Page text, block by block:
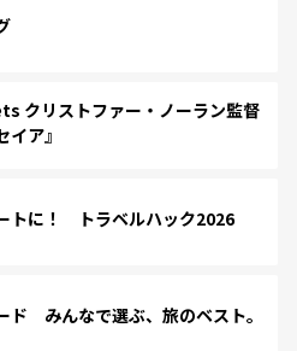
クリストファー・ノーラン監督
ア』
トに！ トラベルハック2026
ド みんなで選ぶ、旅のベスト。